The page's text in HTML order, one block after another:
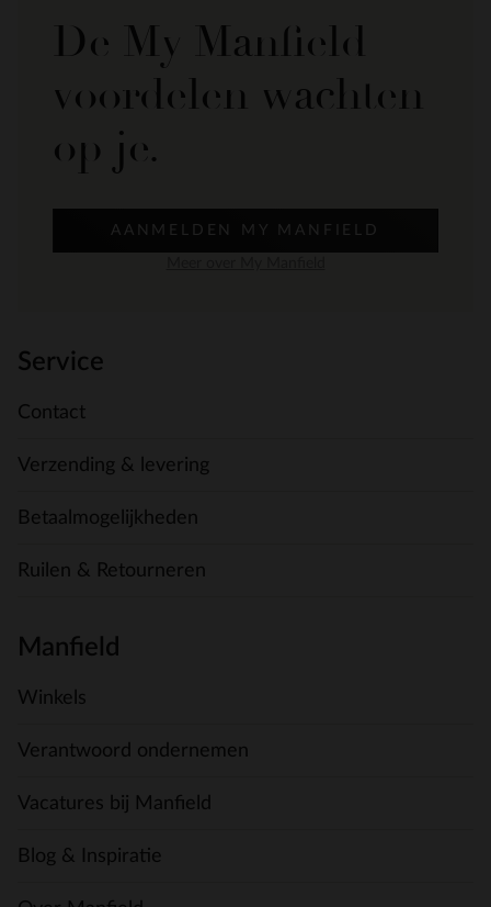
De My Manfield
voordelen wachten
op je.
AANMELDEN MY MANFIELD
Service
Contact
Verzending & levering
Betaalmogelijkheden
Ruilen & Retourneren
Manfield
Winkels
Verantwoord ondernemen
Vacatures bij Manfield
Blog & Inspiratie